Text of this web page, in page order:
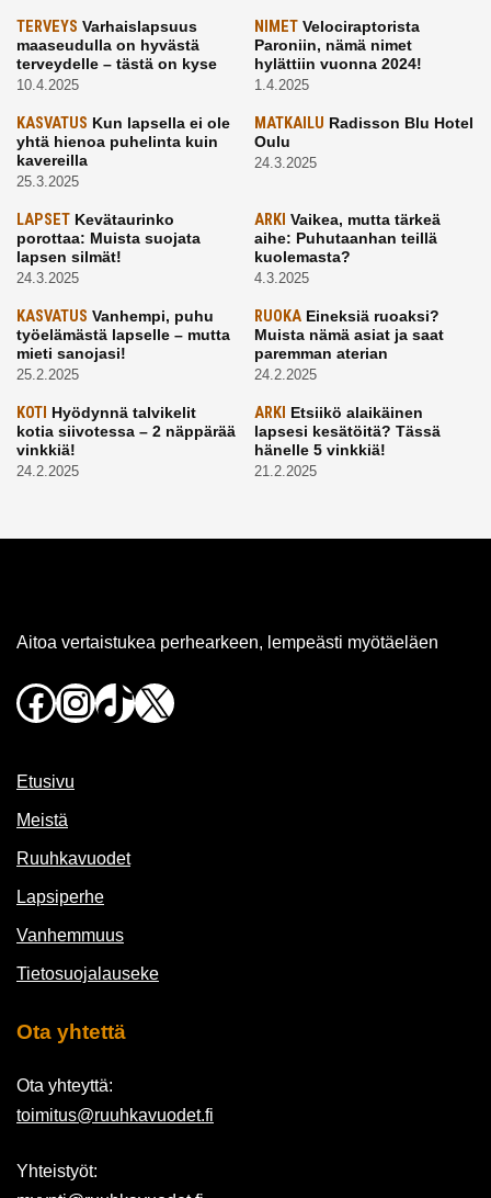
TERVEYS Varhaislapsuus
maaseudulla on hyvästä
terveydelle – tästä on kyse
10.4.2025
NIMETVelociraptorista
Paroniin, nämä nimet
hylättiin vuonna 2024!
1.4.2025
KASVATUS Kun lapsella ei ole
yhtä hienoa puhelinta kuin
kavereilla
25.3.2025
MATKAILU Radisson Blu Hotel
Oulu
24.3.2025
LAPSET Kevätaurinko
porottaa: Muista suojata
lapsen silmät!
24.3.2025
ARKI Vaikea, mutta tärkeä
aihe: Puhutaanhan teillä
kuolemasta?
4.3.2025
KASVATUS Vanhempi, puhu
työelämästä lapselle – mutta
mieti sanojasi!
25.2.2025
RUOKAEineksiä ruoaksi?
Muista nämä asiat ja saat
paremman aterian
24.2.2025
KOTI Hyödynnä talvikelit
kotia siivotessa – 2 näppärää
vinkkiä!
24.2.2025
ARKI Etsiikö alaikäinen
lapsesi kesätöitä? Tässä
hänelle 5 vinkkiä!
21.2.2025
Aitoa vertaistukea perhearkeen, lempeästi myötäeläen
Facebook
Instagram
TikTok
X
Etusivu
Meistä
Ruuhkavuodet
Lapsiperhe
Vanhemmuus
Tietosuojalauseke
Ota yhtettä
Ota yhteyttä:
toimitus@ruuhkavuodet.fi
Yhteistyöt: